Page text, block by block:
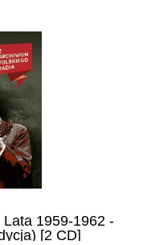
1959-1962 -
[2 CD]